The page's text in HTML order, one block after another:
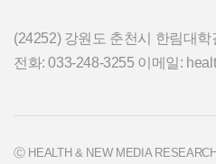
(24252) 강원도 춘천시 한림대
전화: 033-248-3255 이메일:
Ⓒ HEALTH & NEW MEDIA